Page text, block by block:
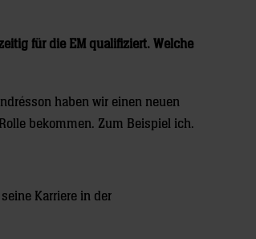
für die EM qualifiziert. Welche
haben wir einen neuen
bekommen. Zum Beispiel ich.
Karriere in der